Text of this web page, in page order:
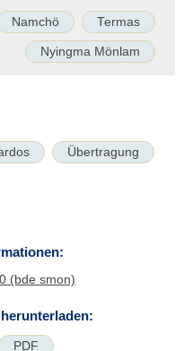
Namchö Termas
Nyingma Mönlam
Übertragung
(bde smon)
PDF